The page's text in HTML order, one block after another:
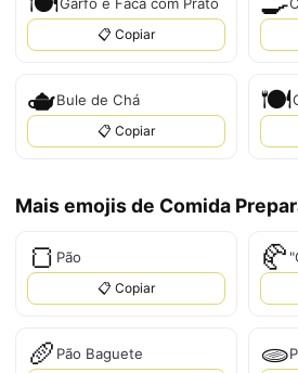
📋 Copiar
🫖Bule de Chá
📋 Copiar
🍽️
Mais emojis de Comida
🍞 Pão
📋 Copiar
🥐
🥖 Pão Baguete 🫓